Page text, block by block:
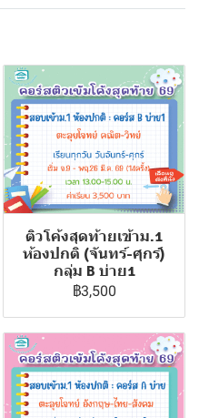
ติวโค้งสุดท้ายเข้าม.1
ห้องปกติ (จันทร์-ศุกร์)
กลุ่ม B บ่าย1
฿3,500